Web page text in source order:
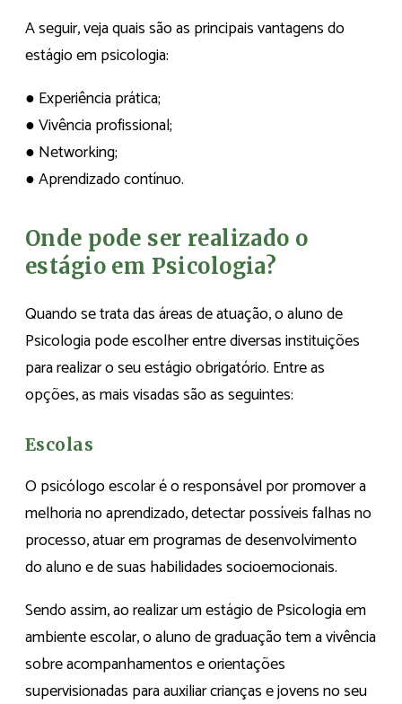
A seguir, veja quais são as principais vantagens do
estágio em psicologia:
● Experiência prática;
● Vivência profissional;
● Networking;
● Aprendizado contínuo.
Onde pode ser realizado o
estágio em Psicologia?
Quando se trata das áreas de atuação, o aluno de
Psicologia pode escolher entre diversas instituições
para realizar o seu estágio obrigatório. Entre as
opções, as mais visadas são as seguintes:
Escolas
O psicólogo escolar é o responsável por promover a
melhoria no aprendizado, detectar possíveis falhas no
processo, atuar em programas de desenvolvimento
do aluno e de suas habilidades socioemocionais.
Sendo assim, ao realizar um estágio de Psicologia em
ambiente escolar, o aluno de graduação tem a vivência
sobre acompanhamentos e orientações
supervisionadas para auxiliar crianças e jovens no seu